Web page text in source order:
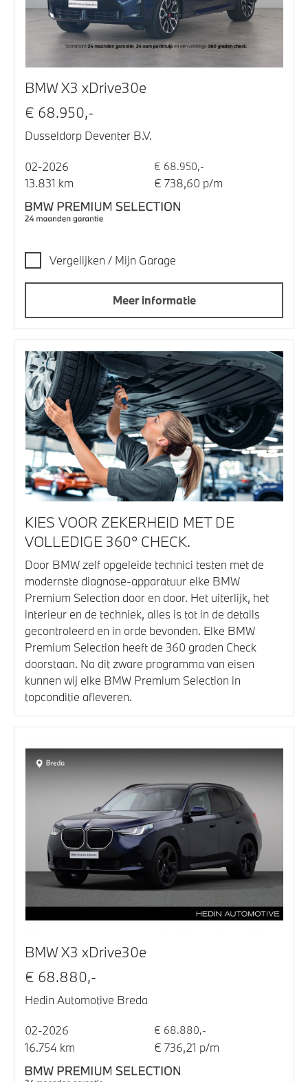
BMW X3 xDrive30e
€ 68.950,-
Dusseldorp Deventer B.V.
02-2026 € 68.950,-
13.831 km € 738,60 p/m
Vergelijken / Mijn Garage
Meer informatie
KIES VOOR ZEKERHEID MET DE
VOLLEDIGE 360° CHECK.
Door BMW zelf opgeleide technici testen met de
modernste diagnose-apparatuur elke BMW
Premium Selection door en door. Het uiterlijk, het
interieur en de techniek, alles is tot in de details
gecontroleerd en in orde bevonden. Elke BMW
Premium Selection heeft de 360 graden Check
doorstaan. Na dit zware programma van eisen
kunnen wij elke BMW Premium Selection in
topconditie afleveren.
BMW X3 xDrive30e
€ 68.880,-
Hedin Automotive Breda
02-2026 € 68.880,-
16.754 km € 736,21 p/m